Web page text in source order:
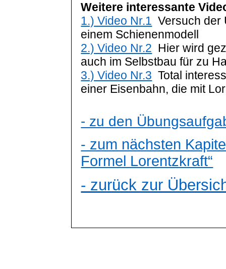
Weitere interessante
1.) Video Nr.1 Versuch der
einem Schienenmodell
2.) Video Nr.2 Hier wird
auch im Selbstbau für zu
3.) Video Nr.3 Total
einer Eisenbahn, die mit
- zu den
- zum nächsten
Formel Lorentzkraft“
- zurück zur